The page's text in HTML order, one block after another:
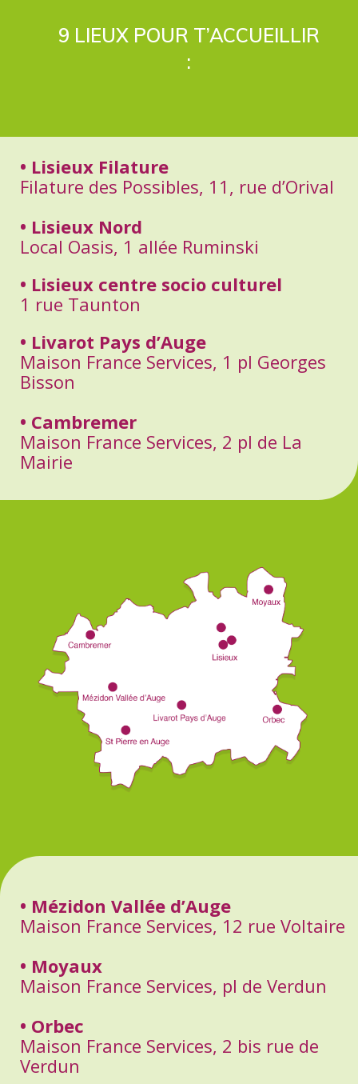
9 LIEUX POUR T’ACCUEILLIR
:
• Lisieux Filature
Filature des Possibles, 11, rue d’Orival
• Lisieux Nord
Local Oasis, 1 allée Ruminski
• Lisieux centre socio culturel
1 rue Taunton
• Livarot Pays d’Auge
Maison France Services, 1 pl Georges
Bisson
• Cambremer
Maison France Services, 2 pl de La
Mairie
• Mézidon Vallée d’Auge
Maison France Services, 12 rue Voltaire
• Moyaux
Maison France Services, pl de Verdun
• Orbec
Maison France Services, 2 bis rue de
Verdun